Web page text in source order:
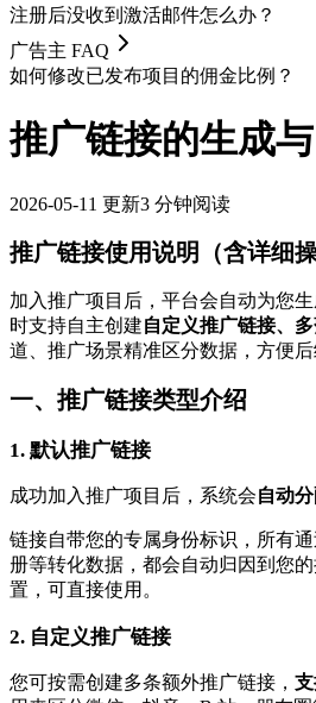
注册后没收到激活邮件怎么办？
广告主 FAQ
如何修改已发布项目的佣金比例？
推广链接的生成
2026-05-11 更新3 分钟阅读
推广链接使用说明（含详细操
加入推广项目后，平台会自动为您
时支持自主创建自定义推广链接、
道、推广场景精准区分数据，方便后
一、推广链接类型介绍
1. 默认推广链接
成功加入推广项目后，系统会自动
链接自带您的专属身份标识，所有
册等转化数据，都会自动归因到您
置，可直接使用。
2. 自定义推广链接
您可按需创建多条额外推广链接，